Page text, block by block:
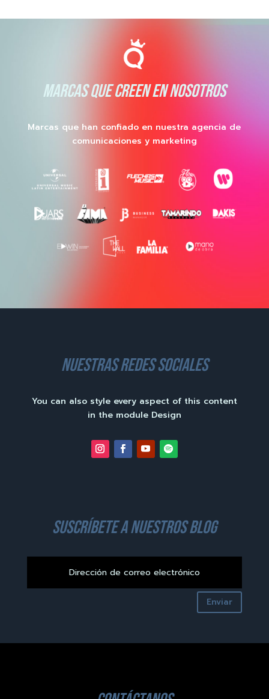
MARCAS QUE CREEN EN NOSOTROS
Marcas que han confiado en nuestra agencia de
comunicaciones y marketing
nuestras redes sociales
You can also style every aspect of this content
in the module Design
suscríbete a nuestros blog
Enviar